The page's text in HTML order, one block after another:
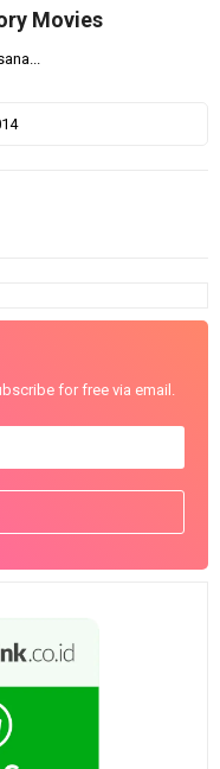
Movies
for free via email.